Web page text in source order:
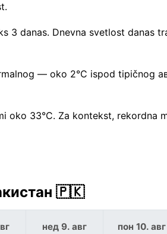
3 danas. Dnevna svetlost danas
— oko 2°C ispod tipičnog
oko 33°C. Za kontekst, rekordna
🇵🇰
нед 9. авг пон 10. авг